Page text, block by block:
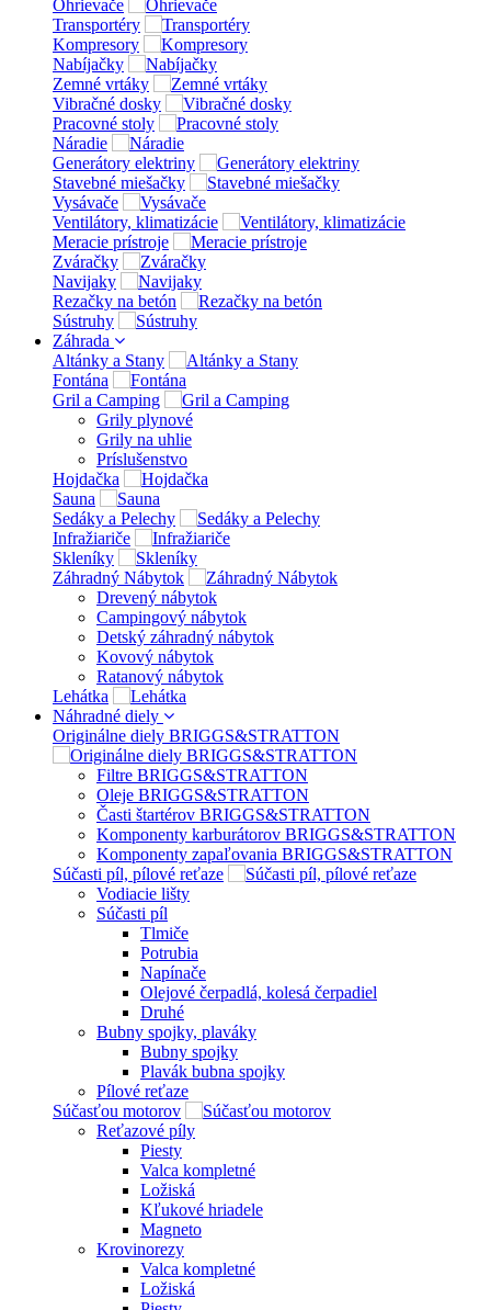
Ohrievače
Transportéry
Kompresory
Nabíjačky
Zemné vrtáky
Vibračné dosky
Pracovné stoly
Náradie
Generátory elektriny
Stavebné miešačky
Vysávače
Ventilátory, klimatizácie
Meracie prístroje
Zváračky
Navijaky
Rezačky na betón
Sústruhy
Záhrada
Altánky a Stany
Fontána
Gril a Camping
Grily plynové
Grily na uhlie
Príslušenstvo
Hojdačka
Sauna
Sedáky a Pelechy
Infražiariče
Skleníky
Záhradný Nábytok
Drevený nábytok
Campingový nábytok
Detský záhradný nábytok
Kovový nábytok
Ratanový nábytok
Lehátka
Náhradné diely
Originálne diely BRIGGS&STRATTON
Filtre BRIGGS&STRATTON
Oleje BRIGGS&STRATTON
Časti štartérov BRIGGS&STRATTON
Komponenty karburátorov BRIGGS&STRATTON
Komponenty zapaľovania BRIGGS&STRATTON
Súčasti píl, pílové reťaze
Vodiacie lišty
Súčasti píl
Tlmiče
Potrubia
Napínače
Olejové čerpadlá, kolesá čerpadiel
Druhé
Bubny spojky, plaváky
Bubny spojky
Plavák bubna spojky
Pílové reťaze
Súčasťou motorov
Reťazové píly
Piesty
Valca kompletné
Ložiská
Kľukové hriadele
Magneto
Krovinorezy
Valca kompletné
Ložiská